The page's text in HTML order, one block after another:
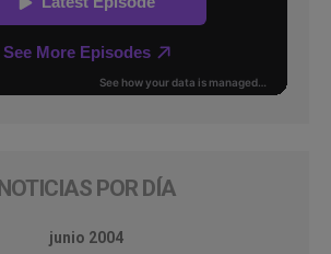
NOTICIAS POR DÍA
junio 2004